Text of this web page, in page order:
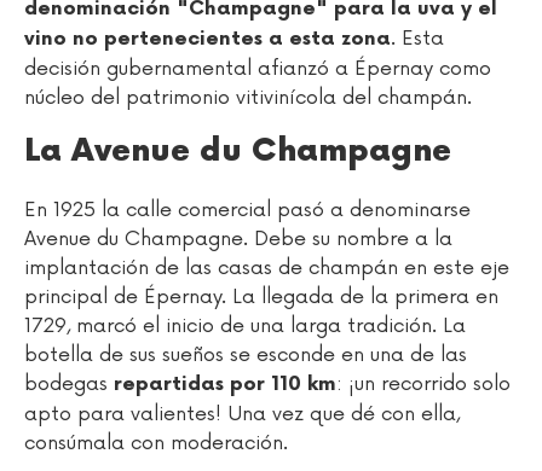
denominación "Champagne" para la uva y el
vino no pertenecientes a esta zona. Esta
decisión gubernamental afianzó a Épernay como
núcleo del patrimonio vitivinícola del champán.
La Avenue du Champagne
En 1925 la calle comercial pasó a denominarse
Avenue du Champagne. Debe su nombre a la
implantación de las casas de champán en este eje
principal de Épernay. La llegada de la primera en
1729, marcó el inicio de una larga tradición. La
botella de sus sueños se esconde en una de las
bodegas repartidas por 110 km: ¡un recorrido solo
apto para valientes! Una vez que dé con ella,
consúmala con moderación.